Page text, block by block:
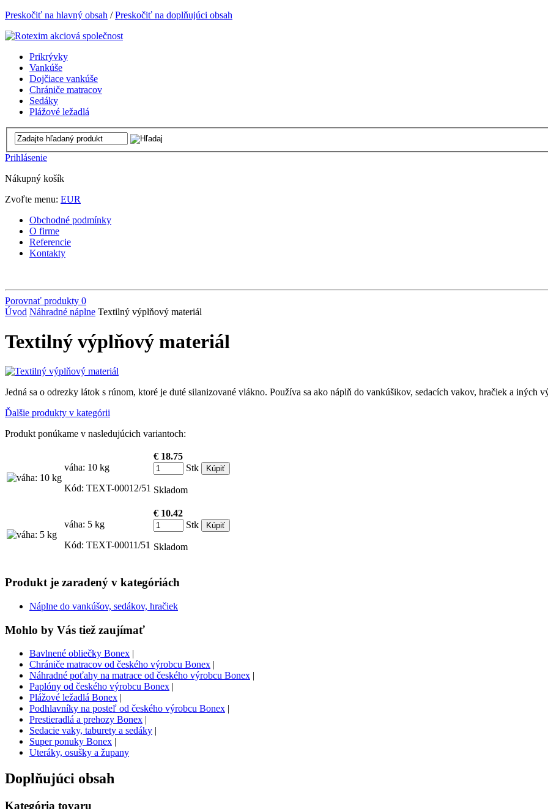
Preskočiť na hlavný obsah /Preskočiť na doplňujúci obsah
Prikrývky
Vankúše
Dojčiace vankúše
Chrániče matracov
Sedáky
Plážové ležadlá
Prihlásenie
Nákupný košík
Zvoľte menu: EUR
Obchodné podmínky
O firme
Referencie
Kontakty
Porovnať produkty 0
Úvod Náhradné náplne Textilný výplňový materiál
Textilný výplňový materiál
Jedná sa o odrezky látok s rúnom, ktoré je duté silanizované vlákno. Používa sa ako náplň do vankúšikov, sedacích vakov, hračiek a iných
Ďalšie produkty v kategórii
Produkt ponúkame v nasledujúcich variantoch:
váha: 10 kg
Kód: TEXT-00012/51
€ 18.75
Stk
Skladom
váha: 5 kg
Kód: TEXT-00011/51
€ 10.42
Stk
Skladom
Produkt je zaradený v kategóriách
Náplne do vankúšov, sedákov, hračiek
Mohlo by Vás tiež zaujímať
Bavlnené obliečky Bonex |
Chrániče matracov od českého výrobcu Bonex |
Náhradné poťahy na matrace od českého výrobcu Bonex |
Paplóny od českého výrobcu Bonex |
Plážové ležadlá Bonex |
Podhlavníky na posteľ od českého výrobcu Bonex |
Prestieradlá a prehozy Bonex |
Sedacie vaky, taburety a sedáky |
Super ponuky Bonex |
Uteráky, osušky a župany
Doplňujúci obsah
Kategória tovaru